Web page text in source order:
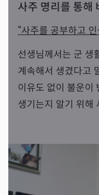
사주 명리를 통해
“사주를 공부하고
선생님께서는 군 생
계속해서 생겼다고
이유도 없이 불운이
생기는지 알기 위해